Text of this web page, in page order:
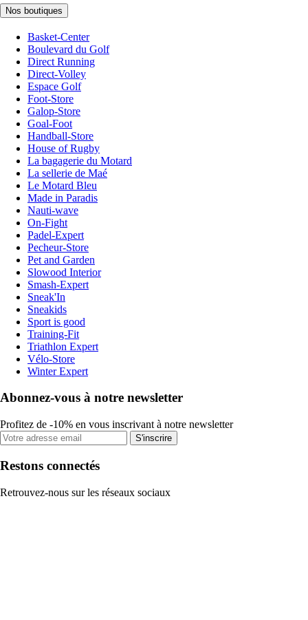
Nos boutiques
Basket-Center
Boulevard du Golf
Direct Running
Direct-Volley
Espace Golf
Foot-Store
Galop-Store
Goal-Foot
Handball-Store
House of Rugby
La bagagerie du Motard
La sellerie de Maé
Le Motard Bleu
Made in Paradis
Nauti-wave
On-Fight
Padel-Expert
Pecheur-Store
Pet and Garden
Slowood Interior
Smash-Expert
Sneak'In
Sneakids
Sport is good
Training-Fit
Triathlon Expert
Vélo-Store
Winter Expert
Abonnez-vous à notre newsletter
Profitez de -10% en vous inscrivant à notre newsletter
S'inscrire
Restons connectés
Retrouvez-nous sur les réseaux sociaux